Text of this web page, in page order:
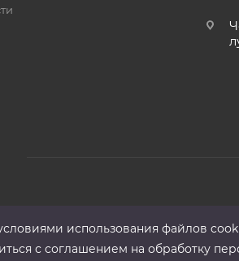
использования файлов
с соглашением на обработку